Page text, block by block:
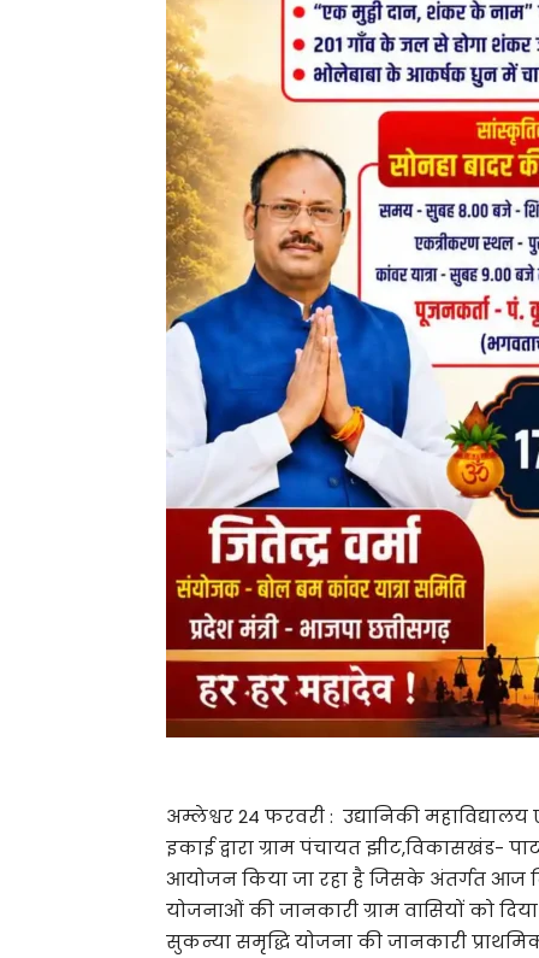
अम्लेश्वर 24 फरवरी : उद्यानिकी
इकाई द्वारा ग्राम पंचायत झीट,विकासखंड-
आयोजन किया जा रहा है जिसके अंतर्गत आज
योजनाओं की जानकारी ग्राम वासियों को
सुकन्या समृद्धि योजना की जानकारी